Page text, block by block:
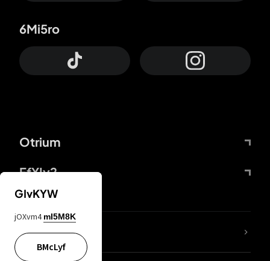
Otrium
FfYIy2
6Mi5ro
ZbBJcb
GIvKYW
jOXvm4 mI5M8K
BMcLyf